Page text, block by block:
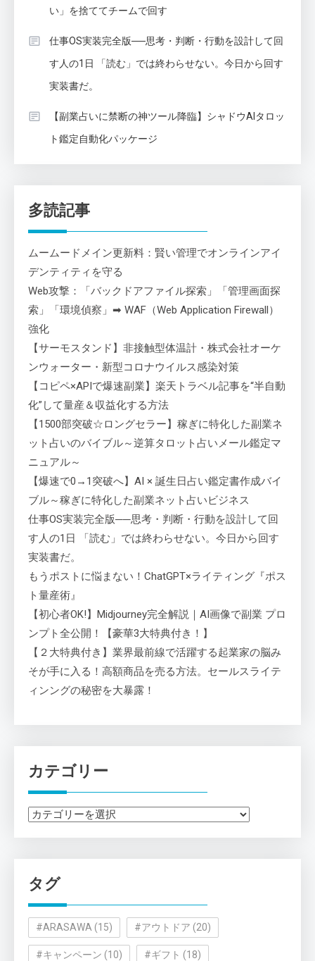
い」を捨ててチームで回す
仕事OS実装完全版──思考・判断・行動を設計して回
す人の1日 「読む」では終わらせない。今日から回す
実装書だ。
【副業占いに禁断の神ツール降臨】シャドウAIタロッ
ト鑑定自動化パッケージ
多読記事
ムームードメイン更新料：賢い管理でオンラインアイ
デンティティを守る
Web攻撃：「バックドアファイル探索」「管理画面探
索」「環境偵察」➡ WAF（Web Application Firewall）
強化
【サーモスタンド】非接触型体温計・株式会社オーケ
ンウォーター・新型コロナウイルス感染対策
【コピペ×APIで爆速副業】楽天トラベル記事を“半自動
化”して量産＆収益化する方法
【1500部突破☆ロングセラー】稼ぎに特化した副業ネ
ット占いのバイブル～逆算タロット占いメール鑑定マ
ニュアル～
【爆速で0→1突破へ】AI × 誕生日占い鑑定書作成バイ
ブル～稼ぎに特化した副業ネット占いビジネス
仕事OS実装完全版──思考・判断・行動を設計して回
す人の1日 「読む」では終わらせない。今日から回す
実装書だ。
もうポストに悩まない！ChatGPT×ライティング『ポス
ト量産術』
【初心者OK!】Midjourney完全解説｜AI画像で副業 プロ
ンプト全公開！【豪華3大特典付き！】
【２大特典付き】業界最前線で活躍する起業家の脳み
そが手に入る！高額商品を売る方法。セールスライテ
ィンングの秘密を大暴露！
カテゴリー
カ
ー
タグ
#ARASAWA (15) #アウトドア (20)
#キャンペーン (10) #ギフト (18)